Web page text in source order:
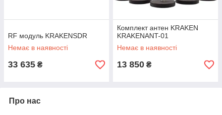
RF модуль KRAKENSDR
Немає в наявності
33 635 ₴
Комплект антен KRAKEN
KRAKENANT-01
Немає в наявності
13 850 ₴
Про нас